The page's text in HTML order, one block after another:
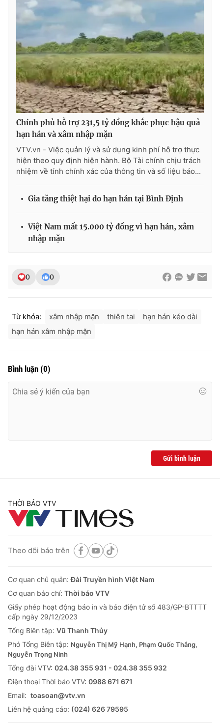
cấp ngày 29/12/2023
Tổng Biên tập:
Vũ Thanh Thủy
Nguyễn Thị Mỹ Hạnh, Phạm Quốc Thắng,
Nguyễn Trọng Ninh
Tổng đài VTV:024.38 355 931 - 024.38 355 932
Ðiện thoại Thời báo VTV:024.66 897 897
Email:toasoan@vtv.vn
Liên hệ quảng cáo:024-7300.7108
® Cấm sao chép dưới mọi hình thức nếu không có sự chấp
thuận bằng văn bản. Ghi rõ nguồn VTV.vn khi phát hành lại
Chính phủ hỗ trợ 231,5 tỷ đồng khắc phục hậu quả
hạn hán và xâm nhập mặn
VTV.vn - Việc quản lý và sử dụng kinh phí hỗ trợ thực
hiện theo quy định hiện hành. Bộ Tài chính chịu trách
nhiệm về tính chính xác của thông tin và số liệu báo...
Gia tăng thiệt hại do hạn hán tại Bình Định
Việt Nam mất 15.000 tỷ đồng vì hạn hán, xâm
nhập mặn
0 0
Từ khóa: xâm nhập mặn thiên tai
hạn hán kéo dài
hạn hán xâm nhập mặn
Bình luận (0)
Gửi bình luận
THỜI BÁO VTV
Theo dõi báo trên
Cơ quan chủ quản:Đài Truyền hình Việt Nam
Cơ quan báo chí: Thời báo VTV
Giấy phép hoạt động báo in và báo điện tử số 483/GP-BTTTT
cấp ngày 29/12/2023
Tổng Biên tập: Vũ Thanh Thủy
Phó Tổng Biên tập: Nguyễn Thị Mỹ Hạnh, Phạm Quốc Thắng,
Nguyễn Trọng Ninh
Tổng đài VTV: 024.38 355 931 - 024.38 355 932
Ðiện thoại Thời báo VTV: 0988 671 671
Email: toasoan@vtv.vn
Liên hệ quảng cáo: (024) 626 79595